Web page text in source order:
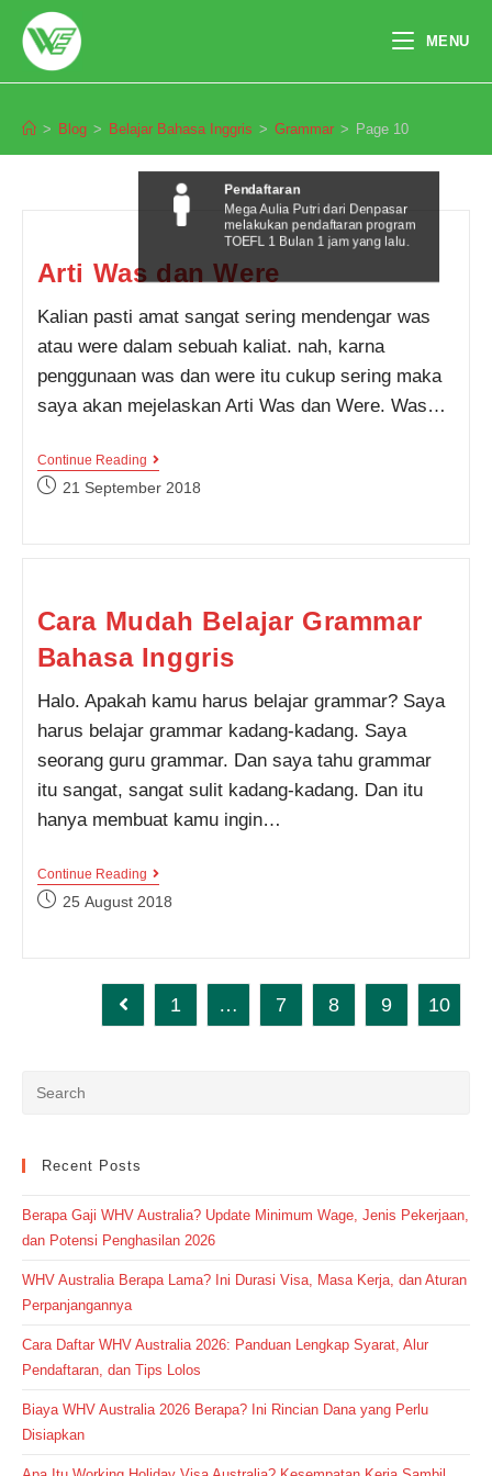
content
MENU
> Blog > Belajar Bahasa Inggris > Grammar > Page 10
Arti Was dan Were
Kalian pasti amat sangat sering mendengar was
atau were dalam sebuah kaliat. nah, karna
penggunaan was dan were itu cukup sering maka
saya akan mejelaskan Arti Was dan Were. Was…
Continue ReadingArti
Dan
Post21 September 2018
Cara Mudah Belajar Grammar
Bahasa Inggris
Halo. Apakah kamu harus belajar grammar? Saya
harus belajar grammar kadang-kadang. Saya
seorang guru grammar. Dan saya tahu grammar
itu sangat, sangat sulit kadang-kadang. Dan itu
hanya membuat kamu ingin…
Continue ReadingCara
Belajar
Post25 August 2018
Go to the previous page
1 … 7 8 9 10
Recent Posts
Berapa Gaji WHV Australia? Update Minimum Wage, Jenis Pekerjaan,
dan Potensi Penghasilan 2026
WHV Australia Berapa Lama? Ini Durasi Visa, Masa Kerja, dan Aturan
Perpanjangannya
Cara Daftar WHV Australia 2026: Panduan Lengkap Syarat, Alur
Pendaftaran, dan Tips Lolos
Biaya WHV Australia 2026 Berapa? Ini Rincian Dana yang Perlu
Disiapkan
Pendaftaran
Mega Aulia Putri dari Denpasar
melakukan pendaftaran program
TOEFL 1 Bulan 1 jam yang lalu.